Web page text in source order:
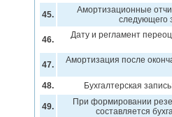
45.
Амортизационные
следующего
46. Дату и регламент
47. Амортизация после
48.
Бухгалтерская
49.
При формировании
составляется